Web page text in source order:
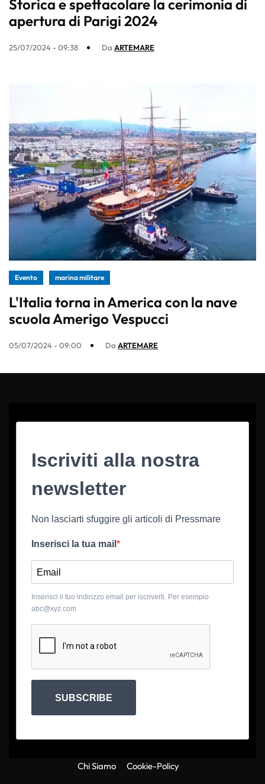
Storica e spettacolare la cerimonia di
apertura di Parigi 2024
25/07/2024 - 09:38 Da ARTEMARE
Evento marina militare
L'Italia torna in America con la nave
scuola Amerigo Vespucci
05/07/2024 - 09:00 Da ARTEMARE
Iscriviti alla nostra
newsletter
Non lasciarti sfuggire gli articoli di Pressmare
Inserisci la tua mail
Inserisci il tuo indirizzo email per iscriverti. Per esempio
abc@xyz.com
SUBSCRIBE
Chi Siamo Cookie-Policy